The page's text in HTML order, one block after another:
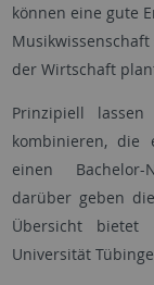
können eine gute
der Wirtschaft
Prinzipiell
kombinieren, die
einen Bachelor-
darüber geben
Übersicht bietet
Universität